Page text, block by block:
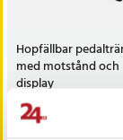
- Material: Metall
Artikelnummer:
Hopfällbar
med motstånd och
display
Nuvarande pris
419 kr
419 kr
I lager, levereras